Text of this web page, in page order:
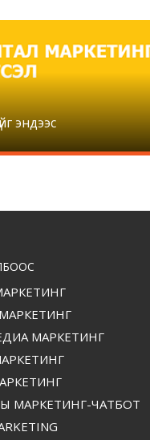
эндээс
МАРКЕТИНГ
МАРКЕТИНГ
МАРКЕТИНГ-ЧАТБОТ